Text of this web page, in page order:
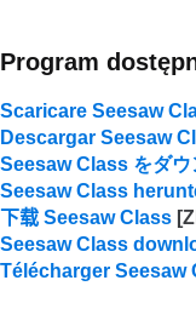
Program
Scaricare Seesaw
Descargar Seesaw
Seesaw Class をダウ
Seesaw Class
下载 Seesaw Class
Seesaw Class
Télécharger Seesaw